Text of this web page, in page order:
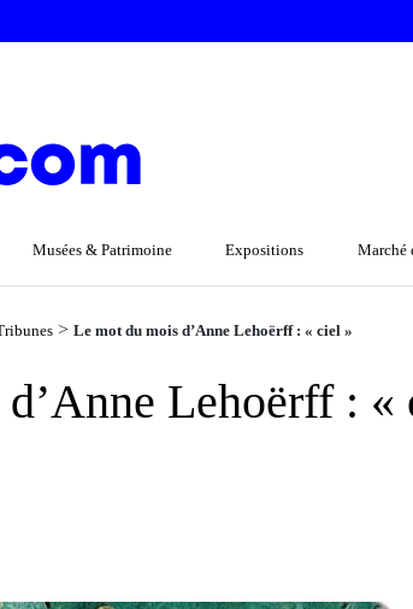
Musées & Patrimoine Expositions Marché
> Le mot du mois d’Anne Lehoërff : « ciel »
Lehoërff : «